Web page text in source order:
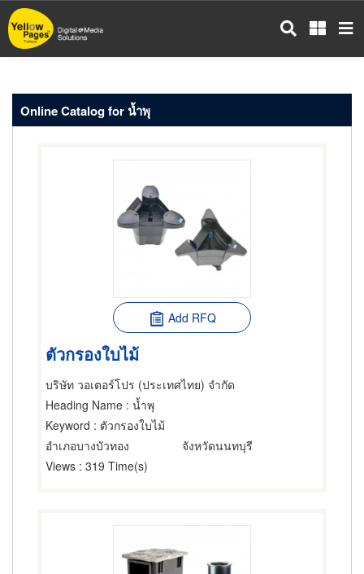
Skip
to
main
Online Catalog for น้ำพุ
Add RFQ
ตัวกรองใบไม้
บริษัท วอเตอร์โปร (ประเทศไทย) จำกัด
Heading Name : น้ำพุ
Keyword : ตัวกรองใบไม้
อำเภอบางบัวทอง
จังหวัดนนทบุรี
Views : 319 Time(s)